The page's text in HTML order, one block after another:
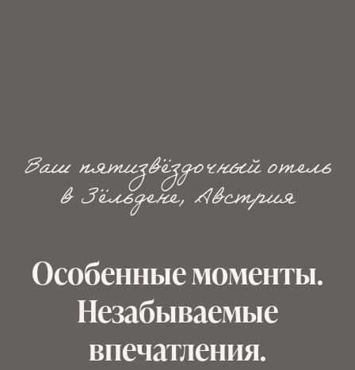
Ваш пятизвёздочный отель
в Зёльдене, Австрия
Особенные моменты.
Незабываемые
впечатления.